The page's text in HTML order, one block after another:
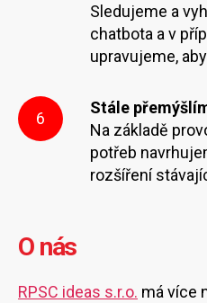
Sledujeme a
chatbota a v
upravujeme,
6
Stále
Na základě
potřeb
rozšíření
O nás
RPSC ideas s.r.o. má více